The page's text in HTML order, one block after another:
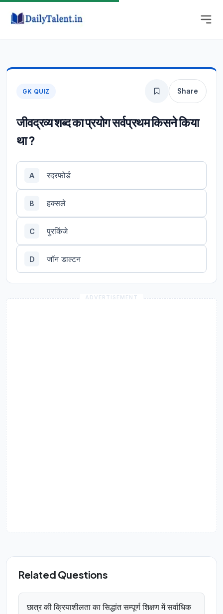
GK QUIZ Share
जीवद्रव्य शब्द का प्रयोग सर्वप्रथम किसने किया
था ?
A रदरफोर्ड
B हक्सले
C पुरकिंजे
D जॉन डाल्टन
Related Questions
छात्र की क्रियाशीलता का सिद्धांत सम्पूर्ण शिक्षण में सर्वाधिक